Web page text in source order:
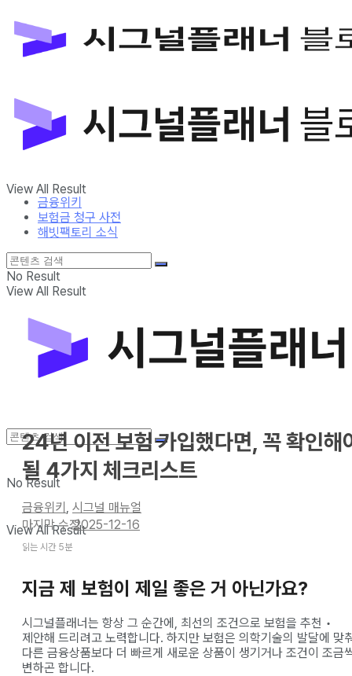
보험금 청구 사전
해빗팩토리 소식
View All Result
금융위키
보험금 청구 사전
해빗팩토리 소식
No Result
View All Result
No Result
View All Result
24년 이전 보험 가입했다면, 꼭 확인해
될 4가지 체크리스트
금융위키
시그널 매뉴얼
2025-12-16
읽는 시간 5분
지금 제 보험이 제일 좋은 거 아닌가요?
시그널플래너는 항상 그 순간에, 최선의 조건으로 보험을 추천 •
제안해 드리려고 노력합니다. 하지만 보험은 의학기술의 발달에 맞
다른 금융상품보다 더 빠르게 새로운 상품이 생기거나 조건이 조금
변하곤 합니다.